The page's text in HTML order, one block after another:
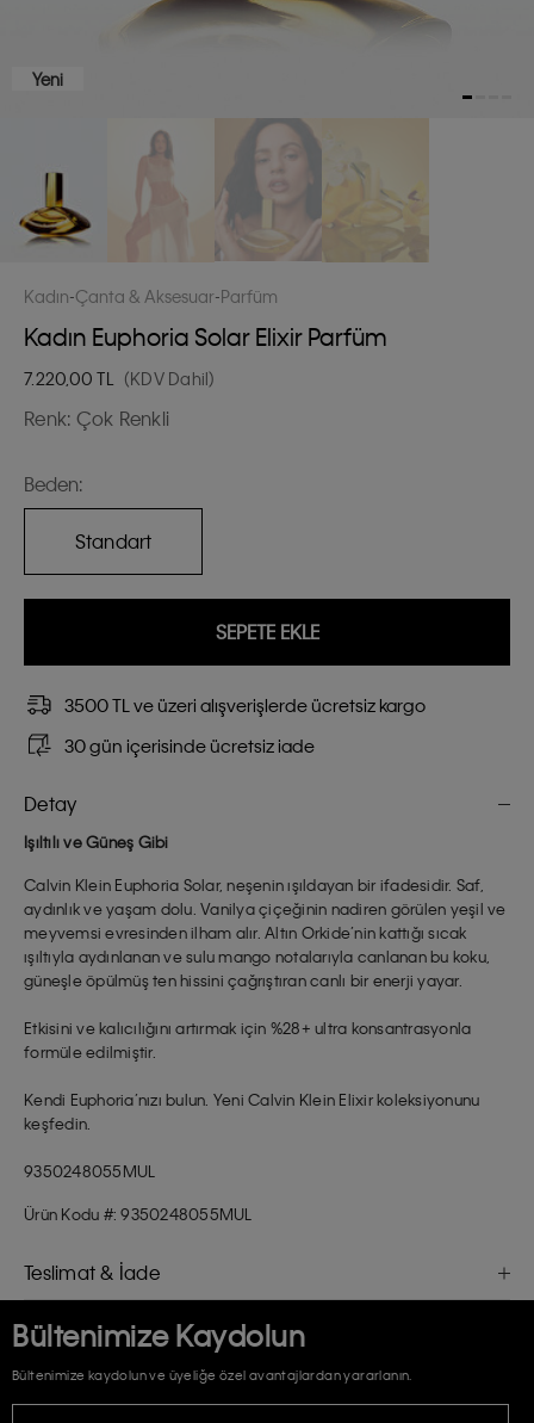
Yeni
Kadın Çanta & Aksesuar Parfüm
Kadın Euphoria Solar Elixir Parfüm
7.220,00 TL (KDV Dahil)
Renk: Çok Renkli
Beden:
Standart
SEPETE EKLE
3500 TL ve üzeri alışverişlerde ücretsiz kargo
30 gün içerisinde ücretsiz iade
Detay
Işıltılı ve Güneş Gibi
Calvin Klein Euphoria Solar, neşenin ışıldayan bir ifadesidir. Saf,
aydınlık ve yaşam dolu. Vanilya çiçeğinin nadiren görülen yeşil ve
meyvemsi evresinden ilham alır. Altın Orkide’nin kattığı sıcak
ışıltıyla aydınlanan ve sulu mango notalarıyla canlanan bu koku,
güneşle öpülmüş ten hissini çağrıştıran canlı bir enerji yayar.
Etkisini ve kalıcılığını artırmak için %28+ ultra konsantrasyonla
formüle edilmiştir.
Kendi Euphoria’nızı bulun. Yeni Calvin Klein Elixir koleksiyonunu
keşfedin.
9350248055MUL
Ürün Kodu #: 9350248055MUL
Teslimat & İade
Bültenimize Kaydolun
Bültenimize kaydolun ve üyeliğe özel avantajlardan yararlanın.